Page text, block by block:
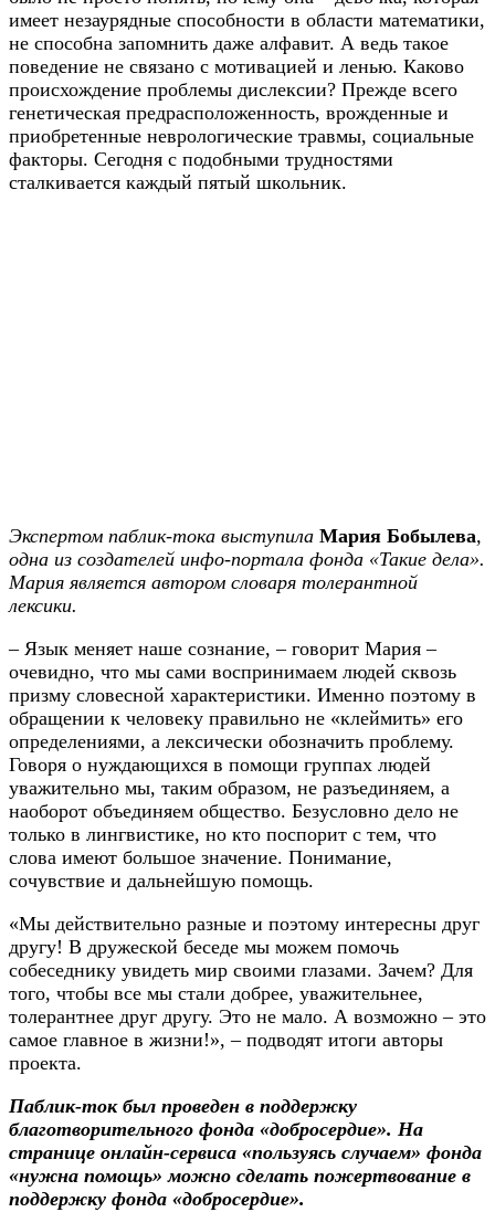
имеет незаурядные способности в области математики,
не способна запомнить даже алфавит. А ведь такое
поведение не связано с мотивацией и ленью. Каково
происхождение проблемы дислексии? Прежде всего
генетическая предрасположенность, врожденные и
приобретенные неврологические травмы, социальные
факторы. Сегодня с подобными трудностями
сталкивается каждый пятый школьник.
Экспертом паблик-тока выступила Мария Бобылева,
одна из создателей инфо-портала фонда «Такие дела».
Мария является автором словаря толерантной
лексики.
– Язык меняет наше сознание, – говорит Мария –
очевидно, что мы сами воспринимаем людей сквозь
призму словесной характеристики. Именно поэтому в
обращении к человеку правильно не «клеймить» его
определениями, а лексически обозначить проблему.
Говоря о нуждающихся в помощи группах людей
уважительно мы, таким образом, не разъединяем, а
наоборот объединяем общество. Безусловно дело не
только в лингвистике, но кто поспорит с тем, что
слова имеют большое значение. Понимание,
сочувствие и дальнейшую помощь.
«Мы действительно разные и поэтому интересны друг
другу! В дружеской беседе мы можем помочь
собеседнику увидеть мир своими глазами. Зачем? Для
того, чтобы все мы стали добрее, уважительнее,
толерантнее друг другу. Это не мало. А возможно – это
самое главное в жизни!», – подводят итоги авторы
проекта.
Паблик-ток был проведен в поддержку
благотворительного фонда «добросердие». На
странице онлайн-сервиса «пользуясь случаем» фонда
«нужна помощь» можно сделать пожертвование в
поддержку фонда «добросердие».